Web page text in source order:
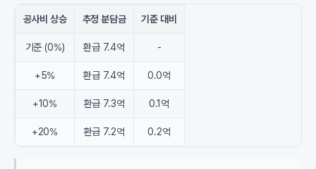
공사비 상승 추정 분담금 기준 대비
기준 (0%) 환급 7.4억 -
+5% 환급 7.4억 0.0억
+10% 환급 7.3억 0.1억
+20% 환급 7.2억 0.2억